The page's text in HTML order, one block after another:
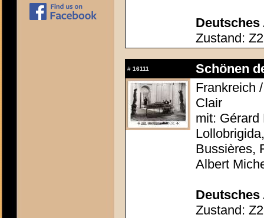
Deutsches
Zustand: Z2
# 16111
Schönen
Frankreich
Clair
mit: Gérard
Bussières,
Albert
Deutsches
Zustand: Z2